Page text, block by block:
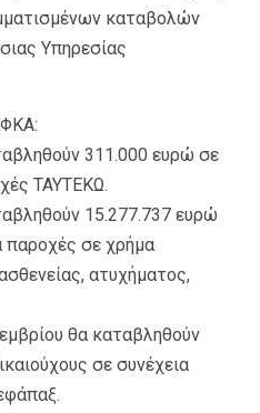
καταβολών
Υπηρεσίας
311.000 ευρώ σε
ΤΑΥΤΕΚΩ.
15.277.737 ευρώ
παροχές σε χρήμα
ατυχήματος,
θα καταβληθούν
σε συνέχεια